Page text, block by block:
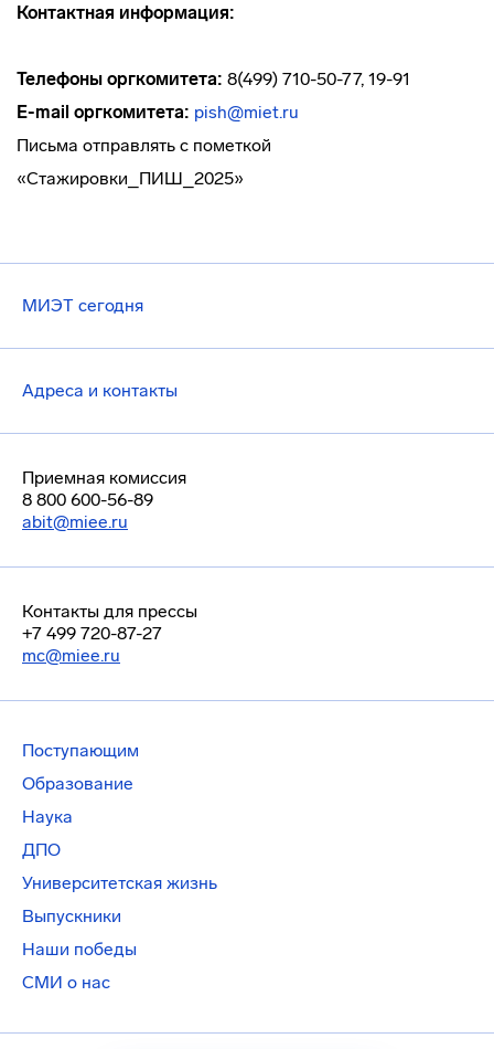
Контактная информация:
Телефоны оргкомитета: 8(499) 710-50-77, 19-91
E-mail оргкомитета: pish@miet.ru
Письма отправлять с пометкой
«Стажировки_ПИШ_2025»
МИЭТ сегодня
Адреса и контакты
Приемная комиссия
8 800 600-56-89
abit@miee.ru
Контакты для прессы
+7 499 720-87-27
mc@miee.ru
Поступающим
Образование
Наука
ДПО
Университетская жизнь
Выпускники
Наши победы
СМИ о нас